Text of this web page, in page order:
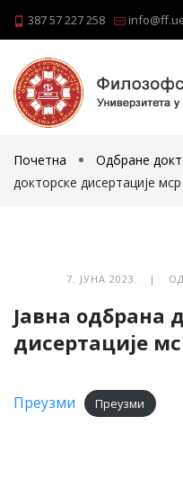
387 57 227 258
Почетна Одбране
докторске дисертације
7. ЈУНА 2023. |
Јавна одбрана
дисертације
Преузми Преузми